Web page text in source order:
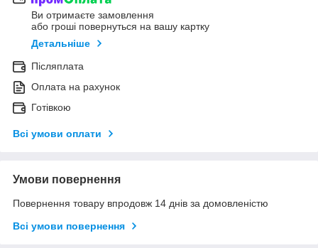
Ви отримаєте замовлення
або гроші повернуться на вашу картку
Детальніше
Післяплата
Оплата на рахунок
Готівкою
Всі умови оплати
Умови повернення
Повернення товару впродовж 14 днів за домовленістю
Всі умови повернення